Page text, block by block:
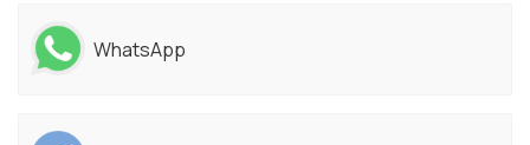
WhatsApp